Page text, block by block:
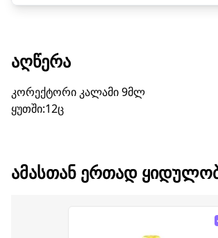
ᲐᲦᲬᲔᲠᲐ
კორექტორი კალამი 9მლ
ყუთში:12ც
ᲐᲛᲐᲡᲗᲐᲜ ᲔᲠᲗᲐᲓ